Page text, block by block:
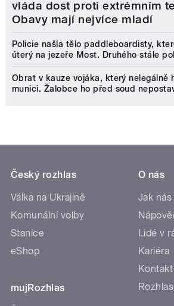
vláda dost proti extrémním
Obavy mají nejvíce mladí
Policie našla tělo paddleboardisty,
úterý na jezeře Most. Druhého stále
Obrat v kauze vojáka, který nelegálně
munici. Žalobce ho před soud
Český rozhlas
Válka na Ukrajině
Komunální volby
Stanice
eShop
mujRozhlas
O nás
Jak nás
Lidé v
Kariéra
Kontakt